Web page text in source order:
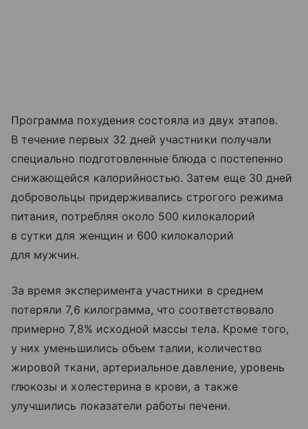
Программа похудения состояла из двух этапов.
В течение первых 32 дней участники получали
специально подготовленные блюда с постепенно
снижающейся калорийностью. Затем еще 30 дней
добровольцы придерживались строгого режима
питания, потребляя около 500 килокалорий
в сутки для женщин и 600 килокалорий
для мужчин.
За время эксперимента участники в среднем
потеряли 7,6 килограмма, что соответствовало
примерно 7,8% исходной массы тела. Кроме того,
у них уменьшились объем талии, количество
жировой ткани, артериальное давление, уровень
глюкозы и холестерина в крови, а также
улучшились показатели работы печени.